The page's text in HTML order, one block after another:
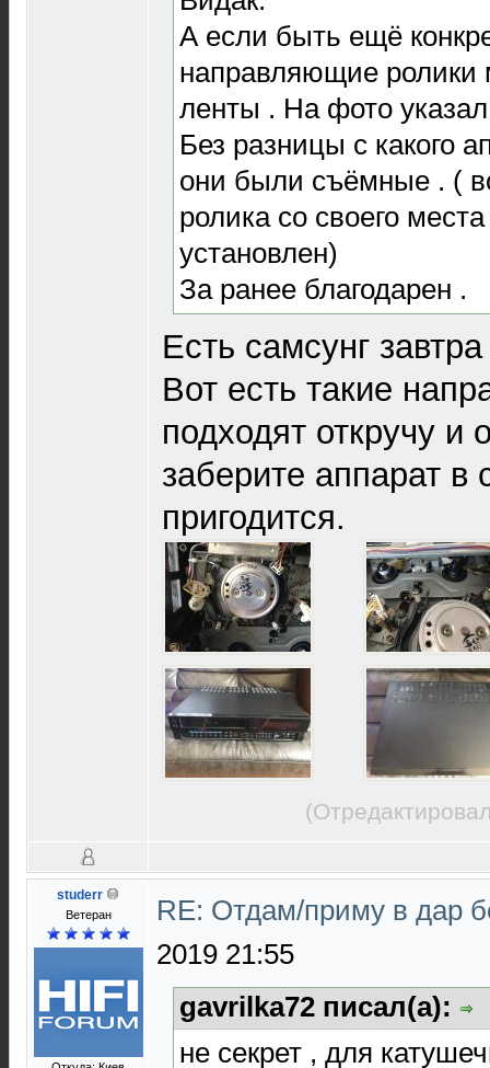
А если быть ещё
направляющие ролики
ленты . На фото
Без разницы с какого
они были съёмные . (
ролика со своего
установлен)
За ранее благодарен .
Есть самсунг
Вот есть такие
подходят откручу
заберите аппарат в
пригодится.
studerr
Ветеран
RE: Отдам/приму в дар
2019 21:55
gavrilka72 писал(а):
не секрет , для